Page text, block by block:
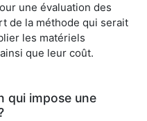
une évaluation des
de la méthode qui serait
les matériels
que leur coût.
qui impose une